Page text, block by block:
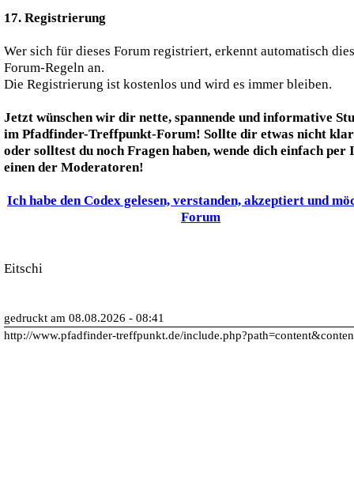
17. Registrierung
Wer sich für dieses Forum registriert, erkennt automatisch
Forum-Regeln an.
Die Registrierung ist kostenlos und wird es immer bleiben.
Jetzt wünschen wir dir nette, spannende und informative
im Pfadfinder-Treffpunkt-Forum! Sollte dir etwas nicht
oder solltest du noch Fragen haben, wende dich einfach per
einen der Moderatoren!
Ich habe den Codex gelesen, verstanden, akzeptiert und
Forum
Eitschi
gedruckt am 08.08.2026 - 08:41
http://www.pfadfinder-treffpunkt.de/